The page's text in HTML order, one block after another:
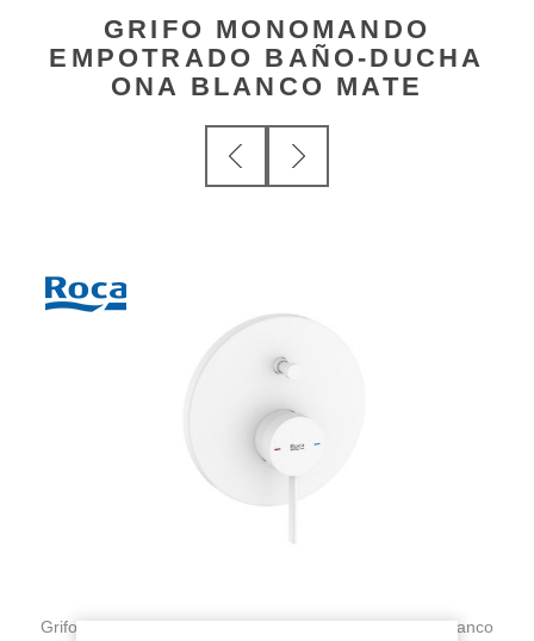
GRIFO MONOMANDO
EMPOTRADO BAÑO-DUCHA
ONA BLANCO MATE
Grifo monomando empotrado para baño-ducha ONA blanco